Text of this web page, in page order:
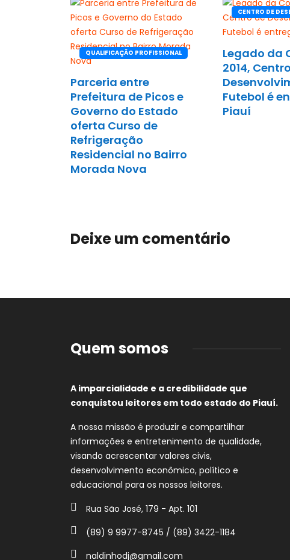
QUALIFICAÇÃO PROFISSIONAL
Parceria entre
Prefeitura de Picos e
Governo do Estado
oferta Curso de
Refrigeração
Residencial no Bairro
Morada Nova
CENTRO DE
Legado da
2014,
Futebol é
Piauí
Deixe um comentário
Quem somos
A imparcialidade e a credibilidade que
conquistou leitores em todo estado do Piauí.
A nossa missão é produzir e compartilhar
informações e entretenimento de qualidade,
visando acrescentar valores civis,
desenvolvimento econômico, político e
educacional para os nossos leitores.
Rua São José, 179 - Apt. 101
(89) 9 9977-8745 / (89) 3422-1184
naldinhodj@gmail.com